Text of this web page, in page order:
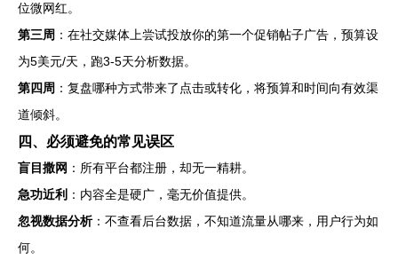
位微网红。
第三周 ：在社交媒体上尝试投放你的第一个促销帖子广告，预算设
为5美元/天，跑3-5天分析数据。
第四周 ：复盘哪种方式带来了点击或转化，将预算和时间向有效渠
道倾斜。
四、必须避免的常见误区
盲目撒网 ：所有平台都注册，却无一精耕。
急功近利 ：内容全是硬广，毫无价值提供。
忽视数据分析：不查看后台数据，不知道流量从哪来，用户行为如
何。